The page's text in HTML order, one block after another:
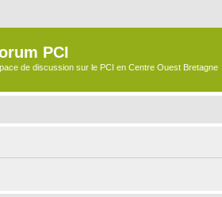
PCI
de discussion sur le PCI en Centre Ouest Bretagne